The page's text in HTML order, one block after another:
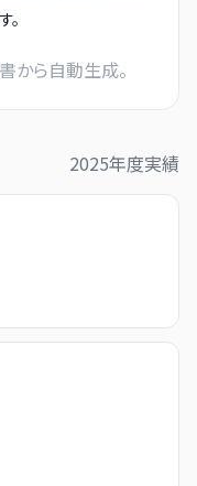
から自動生成。
2025年度実績